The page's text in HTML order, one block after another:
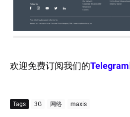
欢迎免费订阅我们的Telegram
Tags 3G 网络 maxis